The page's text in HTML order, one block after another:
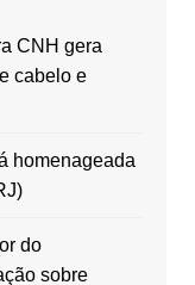
CNH gera
cabelo e
homenageada
do
sobre